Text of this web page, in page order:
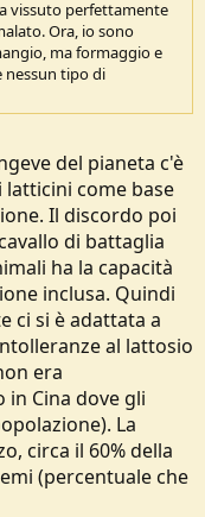
vissuto perfettamente
Ora, io sono
ma formaggio e
nessun tipo di
del pianeta c'è
come base
Il discordo poi
di battaglia
ha la capacità
inclusa. Quindi
ci si è adattata a
al lattosio
era
Cina dove gli
La
circa il 60% della
(percentuale che